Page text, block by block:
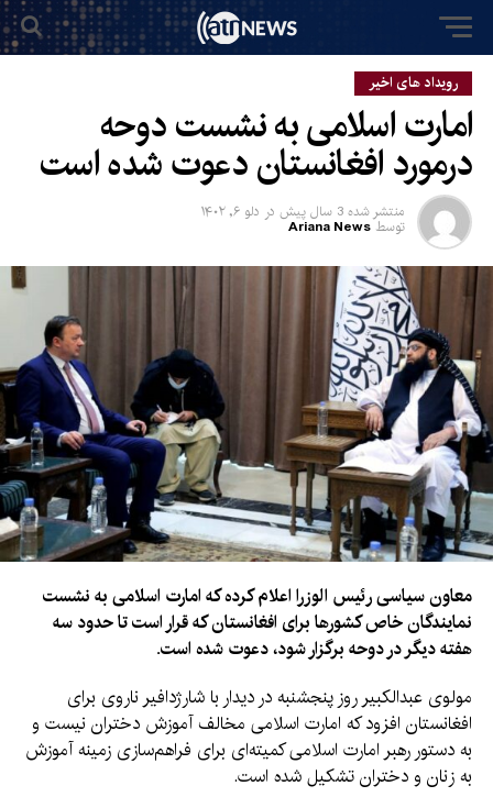
رویداد های اخیر
امارت اسلامی به نشست دوحه
درمورد افغانستان دعوت شده است
منتشر شده 3 سال پیش در دلو ۶, ۱۴۰۲
توسط Ariana News
معاون سیاسی رئیس الوزرا اعلام کرده که امارت اسلامی به نشست
نمایندگان خاص کشورها برای افغانستان که قرار است تا حدود سه
هفته دیگر در دوحه برگزار شود، دعوت شده است.
مولوی عبدالکبیر روز پنجشنبه در دیدار با شارژدافیر ناروی برای
افغانستان افزود که امارت اسلامی مخالف آموزش دختران نیست و
به دستور رهبر امارت اسلامی کمیته‌ای برای فراهم‌سازی زمینه آموزش
به زنان و دختران تشکیل شده است.